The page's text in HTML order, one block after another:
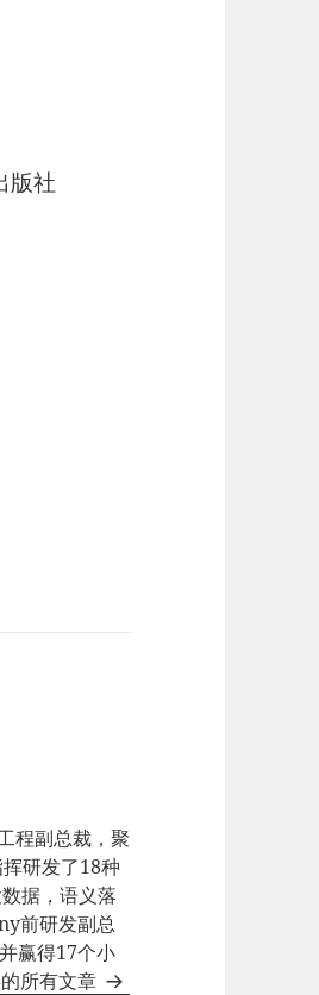
版社
程副总裁，聚
研发了18种
据，语义落
前研发副总
赢得17个小
所有文章